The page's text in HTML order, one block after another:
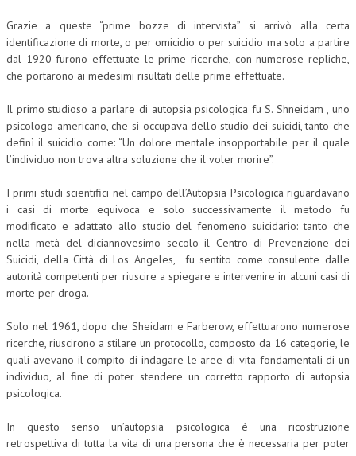
ALTA FORMAZIONE
CORSI CE.S.E.D.
DIVENTA SOCIO
BROCHURE CE.S.E.D.
COMITATO SCIENTIFICO
COMITATO EDITORIALE
PEER REVIEW
CODICE ETICO
AUTORI
COLLABORA CON NOI
ECONOMIA
Grazie a queste “prime bozze di intervista” si arrivò alla certa
identificazione di morte, o per omicidio o per suicidio ma solo a partire
dal 1920 furono effettuate le prime ricerche, con numerose repliche,
che portarono ai medesimi risultati delle prime effettuate.
Il primo studioso a parlare di autopsia psicologica fu S. Shneidam , uno
psicologo americano, che si occupava dello studio dei suicidi, tanto che
definì il suicidio come: “Un dolore mentale insopportabile per il quale
l’individuo non trova altra soluzione che il voler morire”.
I primi studi scientifici nel campo dell’Autopsia Psicologica riguardavano
i casi di morte equivoca e solo successivamente il metodo fu
modificato e adattato allo studio del fenomeno suicidario: tanto che
nella metà del diciannovesimo secolo il Centro di Prevenzione dei
Suicidi, della Città di Los Angeles, fu sentito come consulente dalle
autorità competenti per riuscire a spiegare e intervenire in alcuni casi di
morte per droga.
Solo nel 1961, dopo che Sheidam e Farberow, effettuarono numerose
ricerche, riuscirono a stilare un protocollo, composto da 16 categorie, le
quali avevano il compito di indagare le aree di vita fondamentali di un
individuo, al fine di poter stendere un corretto rapporto di autopsia
psicologica.
In questo senso un’autopsia psicologica è una ricostruzione
retrospettiva di tutta la vita di una persona che è necessaria per poter